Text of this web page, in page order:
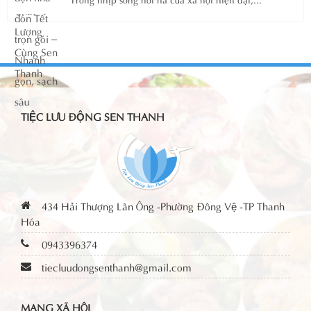
TIỆC LƯU ĐỘNG SEN THANH
434 Hải Thượng Lãn Ông -Phường Đông Vệ -TP Thanh
Hóa
0943396374
tiecluudongsenthanh@gmail.com
MẠNG XÃ HỘI